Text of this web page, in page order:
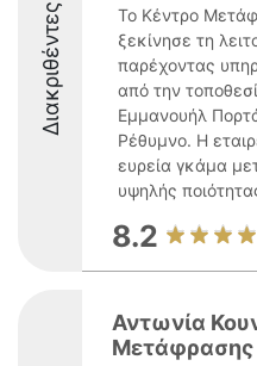
Διακριθέντες
Το Κέντρο
ξεκίνησε τη
παρέχοντας
από την
Εμμανουήλ
Ρέθυμνο. Η
ευρεία γκάμα
υψηλής
8.2
Αντωνία
Μετάφρασης